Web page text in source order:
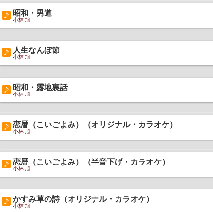
昭和・男道
小林 旭
人生なんぼ節
小林 旭
昭和・露地裏話
小林 旭
恋暦（こいごよみ）（オリジナル・カラオケ）
小林 旭
恋暦（こいごよみ）（半音下げ・カラオケ）
小林 旭
かすみ草の詩（オリジナル・カラオケ）
小林 旭